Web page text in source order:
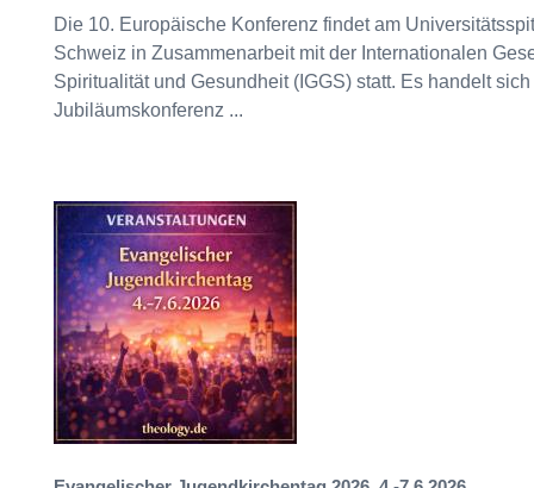
Die 10. Europäische Konferenz findet am
Schweiz in Zusammenarbeit mit der Internationalen
Spiritualität und Gesundheit (IGGS) statt. Es handelt
Jubiläumskonferenz ...